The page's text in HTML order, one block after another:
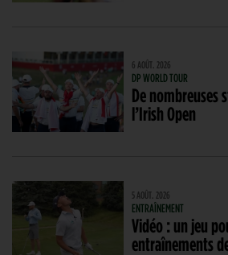
6 AOÛT. 2026
DP WORLD TOUR
De nombreuses
l’Irish Open
5 AOÛT. 2026
ENTRAÎNEMENT
Vidéo : un jeu
entraînements